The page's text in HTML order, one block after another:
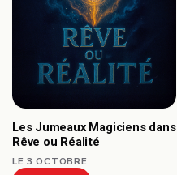
Les Jumeaux Magiciens dans
Rêve ou Réalité
LE 3 OCTOBRE